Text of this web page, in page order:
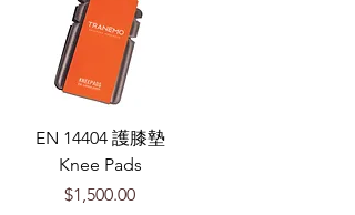
EN 14404 護膝墊
Knee Pads
價格
$1,500.00